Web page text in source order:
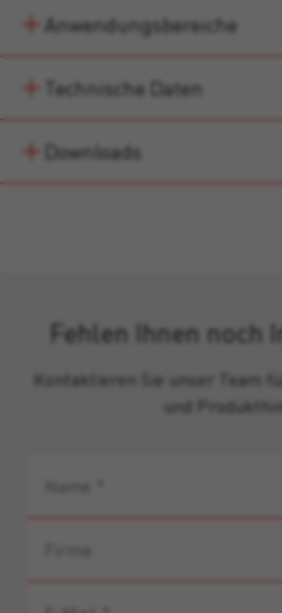
Anwendungsbereiche
Technische Daten
Downloads
Fehlen Ihnen noch
Kontaktieren Sie unser Team
und